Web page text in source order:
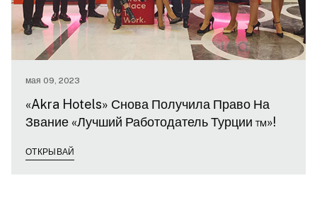
мая 09, 2023
«Akra Hotels» Снова Получила Право На
Звание «Лучший Работодатель Турции ™»!
ОТКРЫВАЙ